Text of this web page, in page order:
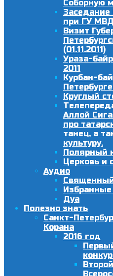
Соборную
Заседание
при ГУ МВД
Визит
(01.11.2011)
Ураза-
2011
Курбан-
Петербурге
Круглый
Аллой
про
танец, а
культуру.
Полярный
Церковь и
Аудио
Избранные
Дуа
Полезно знать
Санкт-
Корана
2016 год